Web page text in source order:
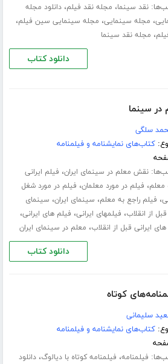
نقد سینما، مجله نقد فیلم،دانلود مجله
، مجله سینمایی، مجله سینمایی سین فیلم،
، مجله نقد سینما
دانلود کتاب
در سینما
سلگی
کتاب‌های نمایشنامه و فیلمنامه
نقش معلم در سینمای ایران، فیلم ایرانی
معلم، فیلم در مورد معلمان، فیلم در مورد شغل
، فیلم راجع به معلم، سینمای ایران، سینمای
قبل از انقلاب، فیلمهای ایرانی، فیلم های ایرانی،
ایرانی قبل از انقلاب، معلم در سینمای ایران
دانلود کتاب
کوتاه
سلیمانی
کتاب‌های نمایشنامه و فیلمنامه
فیلمنامه، فیلمنامه کوتاه با دیالوگ،دانلود